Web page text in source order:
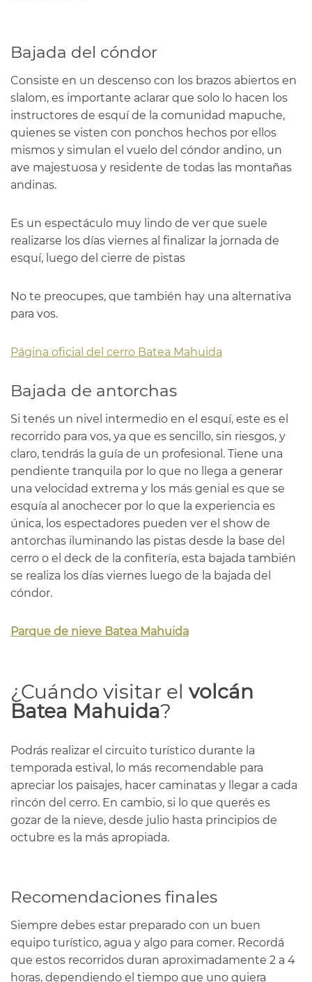
Bajada del cóndor
Consiste en un descenso con los brazos abiertos en
slalom, es importante aclarar que solo lo hacen los
instructores de esquí de la comunidad mapuche,
quienes se visten con ponchos hechos por ellos
mismos y simulan el vuelo del cóndor andino, un
ave majestuosa y residente de todas las montañas
andinas.
Es un espectáculo muy lindo de ver que suele
realizarse los días viernes al finalizar la jornada de
esquí, luego del cierre de pistas
No te preocupes, que también hay una alternativa
para vos.
Página oficial del cerro Batea Mahuida
Bajada de antorchas
Si tenés un nivel intermedio en el esquí, este es el
recorrido para vos, ya que es sencillo, sin riesgos, y
claro, tendrás la guía de un profesional. Tiene una
pendiente tranquila por lo que no llega a generar
una velocidad extrema y los más genial es que se
esquía al anochecer por lo que la experiencia es
única, los espectadores pueden ver el show de
antorchas iluminando las pistas desde la base del
cerro o el deck de la confitería, esta bajada también
se realiza los días viernes luego de la bajada del
cóndor.
Parque de nieve Batea Mahuida
¿Cuándo visitar el volcán
Batea Mahuida?
Podrás realizar el circuito turístico durante la
temporada estival, lo más recomendable para
apreciar los paisajes, hacer caminatas y llegar a cada
rincón del cerro. En cambio, si lo que querés es
gozar de la nieve, desde julio hasta principios de
octubre es la más apropiada.
Recomendaciones finales
Siempre debes estar preparado con un buen
equipo turístico, agua y algo para comer. Recordá
que estos recorridos duran aproximadamente 2 a 4
horas, dependiendo el tiempo que uno quiera